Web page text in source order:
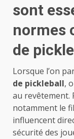
sont
normes
de
Lorsque l’on
de pickleball,
au revêtement.
notamment le
influencent
sécurité des